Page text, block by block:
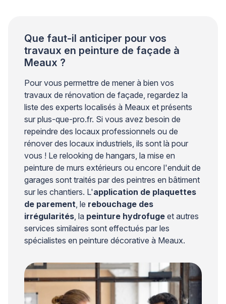
Que faut-il anticiper pour vos
travaux en peinture de façade à
Meaux ?
Pour vous permettre de mener à bien vos
travaux de rénovation de façade, regardez la
liste des experts localisés à Meaux et présents
sur plus-que-pro.fr. Si vous avez besoin de
repeindre des locaux professionnels ou de
rénover des locaux industriels, ils sont là pour
vous ! Le relooking de hangars, la mise en
peinture de murs extérieurs ou encore l'enduit de
garages sont traités par des peintres en bâtiment
sur les chantiers. L'application de plaquettes
de parement , le rebouchage des
irrégularités , la peinture hydrofuge et autres
services similaires sont effectués par les
spécialistes en peinture décorative à Meaux.